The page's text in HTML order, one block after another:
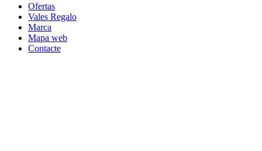
Ofertas
Vales Regalo
Marca
Mapa web
Contacte